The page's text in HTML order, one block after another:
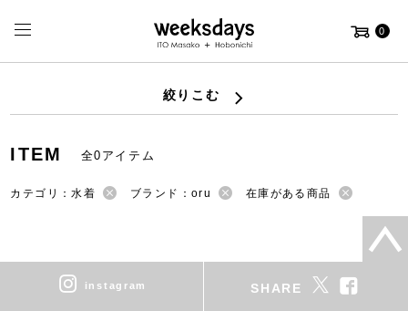
0
絞りこむ
ITEM 全0アイテム
カテゴリ：水着 ブランド：oru 在庫がある商品
instagram SHARE